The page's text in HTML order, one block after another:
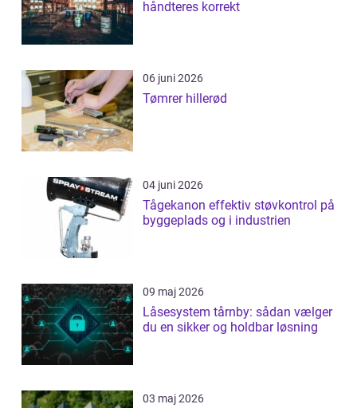
håndteres korrekt
06 juni 2026
Tømrer hillerød
04 juni 2026
Tågekanon effektiv støvkontrol på
byggeplads og i industrien
09 maj 2026
Låsesystem tårnby: sådan vælger
du en sikker og holdbar løsning
03 maj 2026